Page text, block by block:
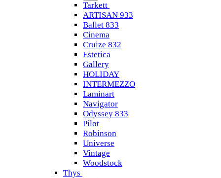
Tarkett
ARTISAN 933
Ballet 833
Cinema
Cruize 832
Estetica
Gallery
HOLIDAY
INTERMEZZO
Laminart
Navigator
Odyssey 833
Pilot
Robinson
Universe
Vintage
Woodstock
Thys